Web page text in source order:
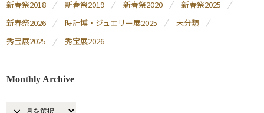
新春祭2018
新春祭2019 新春祭2020
新春祭2025
新春祭2026
時計博・ジュエリー展2025
未分類
秀宝展2025
秀宝展2026
Monthly Archive